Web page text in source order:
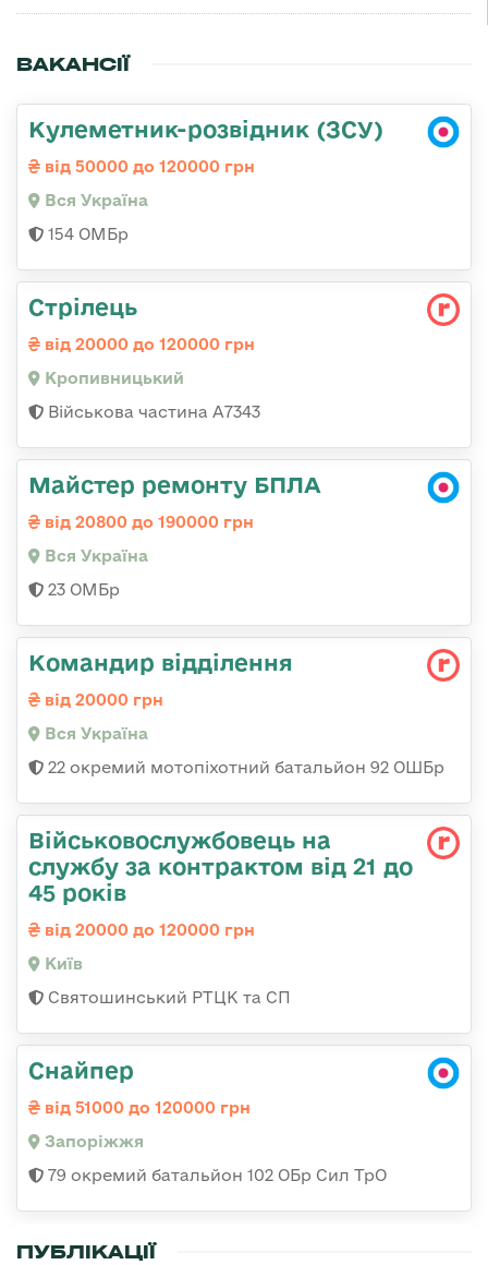
ВАКАНСІЇ
Кулеметник-розвідник (ЗСУ)
від 50000 до 120000 грн
Вся Україна
154 ОМБр
Стрілець
від 20000 до 120000 грн
Кропивницький
Військова частина А7343
Майстер ремонту БПЛА
від 20800 до 190000 грн
Вся Україна
23 ОМБр
Командир відділення
від 20000 грн
Вся Україна
22 окремий мотопіхотний батальйон 92 ОШБр
Військовослужбовець на
службу за контрактом від 21 до
45 років
від 20000 до 120000 грн
Київ
Святошинський РТЦК та СП
Снайпер
від 51000 до 120000 грн
Запоріжжя
79 окремий батальйон 102 ОБр Сил ТрО
ПУБЛІКАЦІЇ